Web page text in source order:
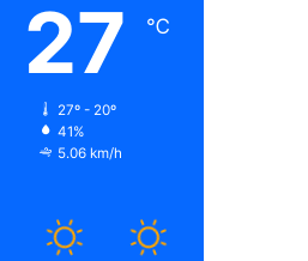
27 ℃
27º - 20º
41%
5.06 km/h